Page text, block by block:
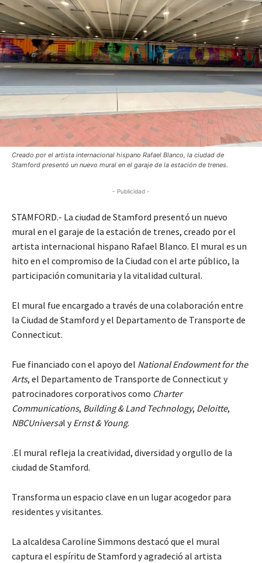
Creado por el artista internacional hispano Rafael Blanco, la ciudad de
Stamford presentó un nuevo mural en el garaje de la estación de trenes.
- Publicidad -
STAMFORD.- La ciudad de Stamford presentó un nuevo
mural en el garaje de la estación de trenes, creado por el
artista internacional hispano Rafael Blanco. El mural es un
hito en el compromiso de la Ciudad con el arte público, la
participación comunitaria y la vitalidad cultural.
El mural fue encargado a través de una colaboración entre
la Ciudad de Stamford y el Departamento de Transporte de
Connecticut.
Fue financiado con el apoyo del National Endowment for the
Arts, el Departamento de Transporte de Connecticut y
patrocinadores corporativos como Charter
Communications, Building & Land Technology, Deloitte,
NBCUniversal yErnst & Young.
.El mural refleja la creatividad, diversidad y orgullo de la
ciudad de Stamford.
Transforma un espacio clave en un lugar acogedor para
residentes y visitantes.
La alcaldesa Caroline Simmons destacó que el mural
captura el espíritu de Stamford y agradeció al artista